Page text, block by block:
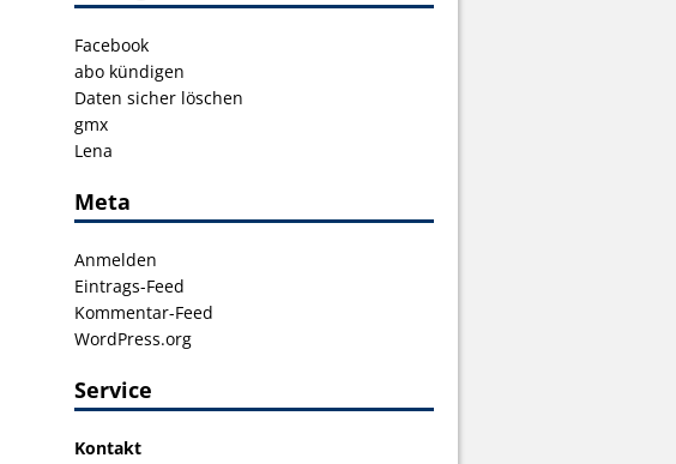
Facebook
abo kündigen
Daten sicher löschen
gmx
Lena
Meta
Anmelden
Eintrags-Feed
Kommentar-Feed
WordPress.org
Service
Kontakt